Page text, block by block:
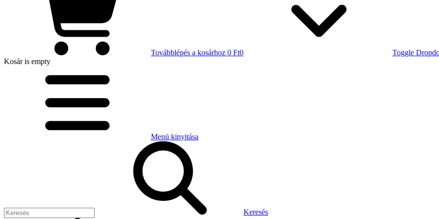
Továbblépés a kosárhoz 0 Ft0
Toggle
Kosáris empty
Menü kinyitása
Keresés